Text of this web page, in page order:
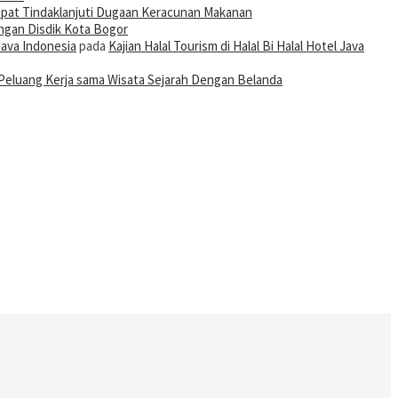
Tindaklanjuti Dugaan Keracunan Makanan
Disdik Kota Bogor
Indonesia pada Kajian Halal Tourism di Halal Bi Halal Hotel Java
Kerja sama Wisata Sejarah Dengan Belanda